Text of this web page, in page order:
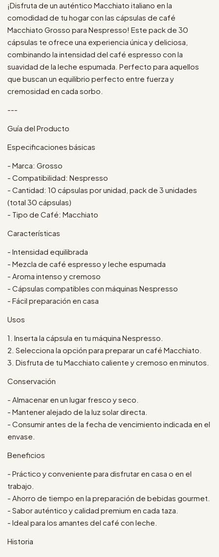
¡Disfruta de un auténtico Macchiato italiano en la
comodidad de tu hogar con las cápsulas de café
Macchiato Grosso para Nespresso! Este pack de 30
cápsulas te ofrece una experiencia única y deliciosa,
combinando la intensidad del café espresso con la
suavidad de la leche espumada. Perfecto para aquellos
que buscan un equilibrio perfecto entre fuerza y
cremosidad en cada sorbo.
---
Guía del Producto
Especificaciones básicas
- Marca: Grosso
- Compatibilidad: Nespresso
- Cantidad: 10 cápsulas por unidad, pack de 3 unidades
(total 30 cápsulas)
- Tipo de Café: Macchiato
Características
- Intensidad equilibrada
- Mezcla de café espresso y leche espumada
- Aroma intenso y cremoso
- Cápsulas compatibles con máquinas Nespresso
- Fácil preparación en casa
Usos
1. Inserta la cápsula en tu máquina Nespresso.
2. Selecciona la opción para preparar un café Macchiato.
3. Disfruta de tu Macchiato caliente y cremoso en minutos.
Conservación
- Almacenar en un lugar fresco y seco.
- Mantener alejado de la luz solar directa.
- Consumir antes de la fecha de vencimiento indicada en el
envase.
Beneficios
- Práctico y conveniente para disfrutar en casa o en el
trabajo.
- Ahorro de tiempo en la preparación de bebidas gourmet.
- Sabor auténtico y calidad premium en cada taza.
- Ideal para los amantes del café con leche.
Historia